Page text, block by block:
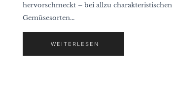
hervorschmeckt – bei allzu charakteristischen
Gemüsesorten...
WEITERLESEN